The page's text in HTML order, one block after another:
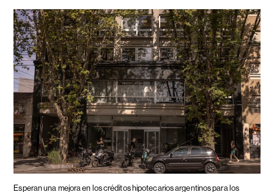
Esperan una mejora en los créditos hipotecarios argentinos para los